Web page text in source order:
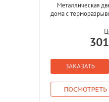
Металлическая
дома с
ЗАКАЗАТЬ
ПОСМОТРЕТЬ